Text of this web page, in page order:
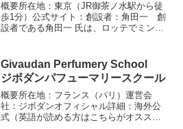
概要所在地：東京（JR御茶ノ水駅から徒
歩1分）公式サイト：創設者：角田一 創
設者である角田一 氏は、ロッテでミント
川、塩野等）で香料部門の責任者として
様々な研究に派遣され...
Givaudan Perfumery School
ジボダンパフューマリースクール
概要所在地：フランス（パリ）運営会
社：ジボダンオフィシャル詳細：海外公
式（英語が読める方はこちらがオスス